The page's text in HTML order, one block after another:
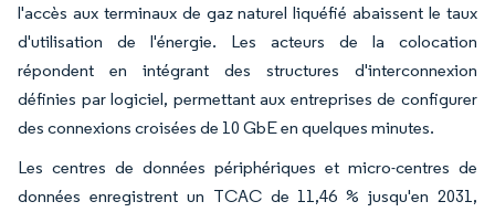
l'accès aux terminaux de gaz naturel liquéfié abaissent le taux
d'utilisation de l'énergie. Les acteurs de la colocation
répondent en intégrant des structures d'interconnexion
définies par logiciel, permettant aux entreprises de configurer
des connexions croisées de 10 GbE en quelques minutes.
Les centres de données périphériques et micro-centres de
données enregistrent un TCAC de 11,46 % jusqu'en 2031,